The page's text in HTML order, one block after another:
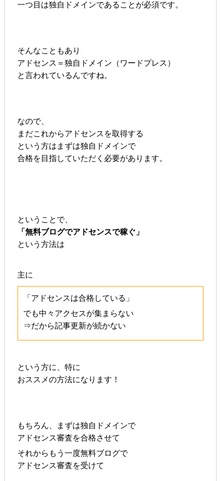
一つ目は独自ドメインであることが必須です。
そんなこともあり
アドセンス＝独自ドメイン（ワードプレス）
と言われているんですね。
なので、
まだこれからアドセンスを取得する
という方はまずは独自ドメインで
合格を目指していただく必要があります。
ということで、
「無料ブログでアドセンスで稼ぐ」
という方法は
主に
「アドセンスは合格している」
でも中々アクセスが集まらない
⇒だから記事更新が続かない
という方に、特に
おススメの方法になります！
もちろん、まずは独自ドメインで
アドセンス審査を合格させて
それからもう一度無料ブログで
アドセンス審査を受けて